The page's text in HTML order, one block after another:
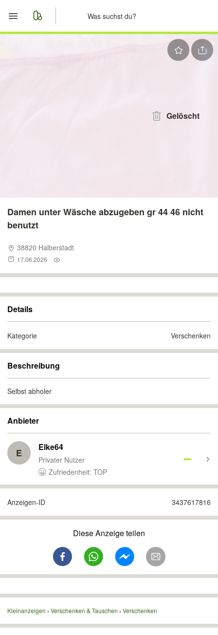
Gelöscht
Damen unter Wäsche abzugeben gr 44 46 nicht
benutzt
38820 Halberstadt
17.06.2026
Details
Kategorie Verschenken
Beschreibung
Selbst abholer
Anbieter
E Elke64
Privater Nutzer
Zufriedenheit: TOP
Anzeigen-ID 3437617816
Diese Anzeige teilen
Kleinanzeigen Verschenken & Tauschen Verschenken